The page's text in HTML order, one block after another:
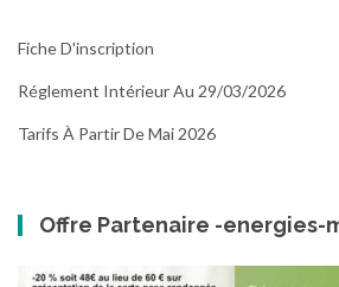
Fiche D'inscription
Réglement Intérieur Au 29/03/2026
Tarifs À Partir De Mai 2026
Offre Partenaire -energies-